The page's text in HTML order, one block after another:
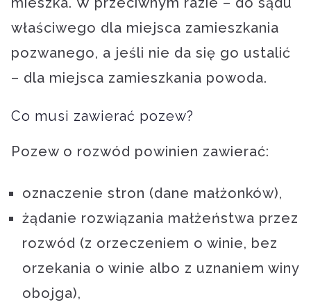
właściwego dla miejsca zamieszkania
pozwanego, a jeśli nie da się go ustalić
– dla miejsca zamieszkania powoda.
Co musi zawierać pozew?
Pozew o rozwód powinien zawierać:
oznaczenie stron (dane małżonków),
żądanie rozwiązania małżeństwa przez
rozwód (z orzeczeniem o winie, bez
orzekania o winie albo z uznaniem winy
obojga),